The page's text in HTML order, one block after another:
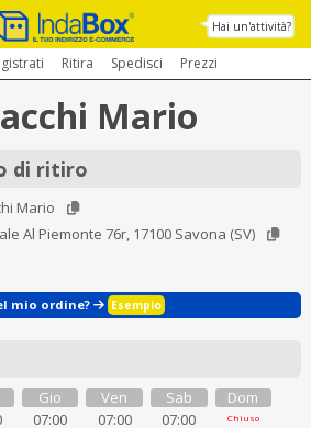
Hai un'attività?
Ritira Spedisci Prezzi
Mario
di ritiro
Mario
Al Piemonte 76r, 17100 Savona (SV)
mio ordine? Esempio
Gio
07:00
Ven
07:00
Sab
07:00
Dom
Chiuso